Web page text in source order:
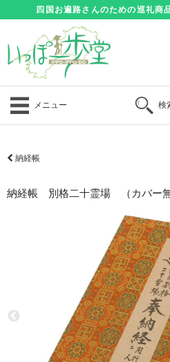
四国お遍路さんのための巡礼
メニュー 検
納経帳
納経帳 別格二十霊場 （カバー無